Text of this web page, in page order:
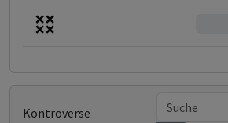
Kontroverse